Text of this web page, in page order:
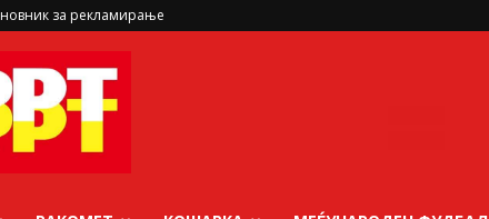
за рекламирање